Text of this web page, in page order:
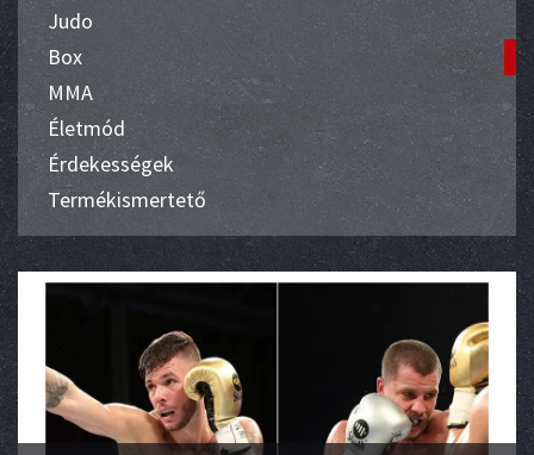
Judo
Box
MMA
Életmód
Érdekességek
Termékismertető